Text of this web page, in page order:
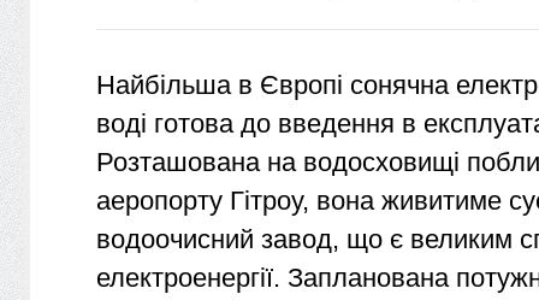
Найбільша в Європі сонячна
воді готова до введення в
Розташована на водосховищі
аеропорту Гітроу, вона живитиме
водоочисний завод, що є великим
електроенергії. Запланована